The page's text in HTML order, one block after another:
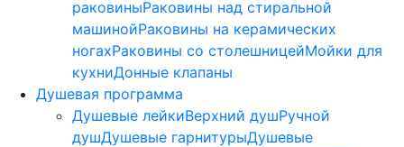
раковиныРаковины над стиральной
машинойРаковины на керамических
ногахРаковины со столешницейМойки для
кухниДонные клапаны
Душевая программа
Душевые лейкиВерхний душРучной
душДушевые гарнитурыДушевые